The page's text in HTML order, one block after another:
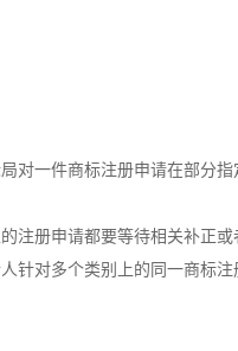
对一件商标注册申请在部分指
注册申请都要等待相关补正
针对多个类别上的同一商标